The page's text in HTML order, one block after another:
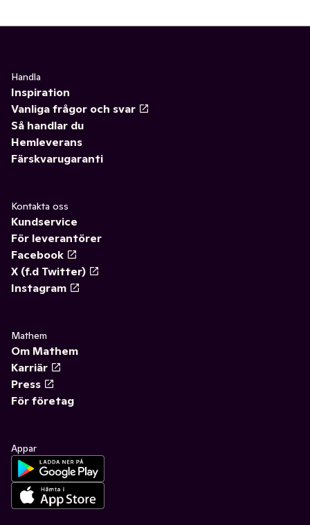
Handla
Inspiration
Vanliga frågor och svar
Så handlar du
Hemleverans
Färskvarugaranti
Kontakta oss
Kundservice
För leverantörer
Facebook
X (f.d Twitter)
Instagram
Mathem
Om Mathem
Karriär
Press
För företag
Appar